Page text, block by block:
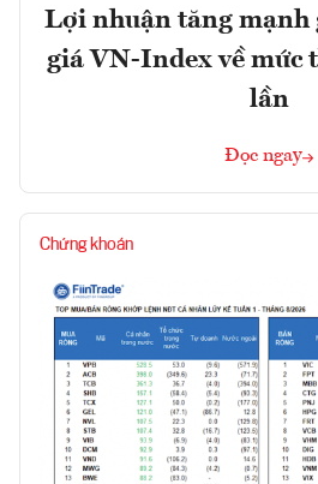
Lợi nhuận tăng mạnh
giá VN-Index về mức
lần
Đọc ngay
Chứng khoán